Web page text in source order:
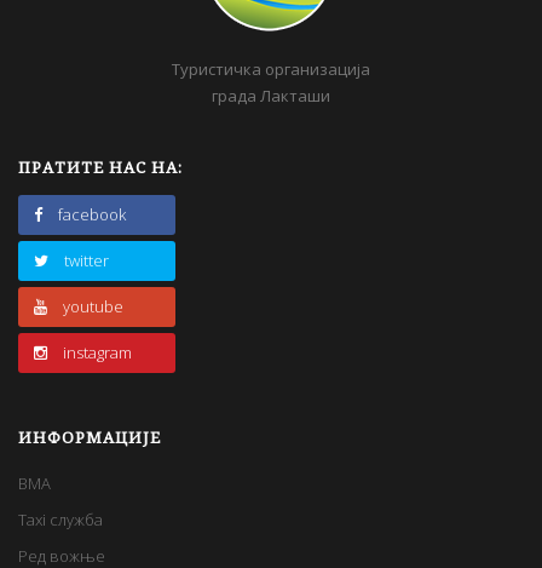
Туристичка организација
града Лакташи
ПРАТИТЕ НАС НА:
facebook
twitter
youtube
instagram
ИНФОРМАЦИЈЕ
BMA
Taxi служба
Ред вожње